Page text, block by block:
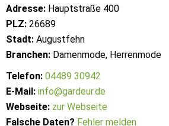
Adresse: Hauptstraße 400
PLZ: 26689
Stadt: Augustfehn
Branchen: Damenmode, Herrenmode
Telefon: 04489 30942
E-Mail: info@gardeur.de
Webseite: zur Webseite
Falsche Daten? Fehler melden